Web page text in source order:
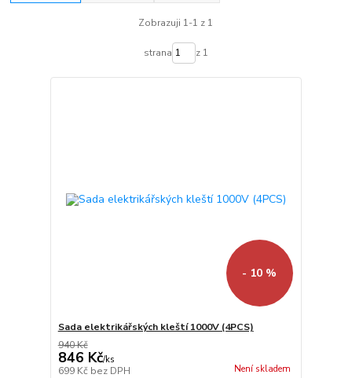
Zobrazuji 1-1 z 1
strana z 1
- 10 %
Sada elektrikářských kleští 1000V (4PCS)
940 Kč
846 Kč/ks
699 Kč bez DPH Není skladem